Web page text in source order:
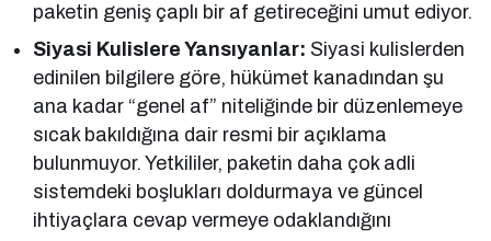
paketin geniş çaplı bir af getireceğini umut ediyor.
Siyasi Kulislere Yansıyanlar: Siyasi kulislerden
edinilen bilgilere göre, hükümet kanadından şu
ana kadar “genel af” niteliğinde bir düzenlemeye
sıcak bakıldığına dair resmi bir açıklama
bulunmuyor. Yetkililer, paketin daha çok adli
sistemdeki boşlukları doldurmaya ve güncel
ihtiyaçlara cevap vermeye odaklandığını